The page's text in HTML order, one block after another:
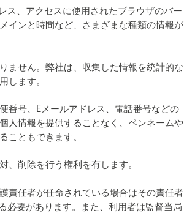
ス、アクセスに使用されたブラウザのバー
インと時間など、さまざまな種類の情報が
ません。弊社は、収集した情報を統計的な
します。
番号、Eメールアドレス、電話番号などの
人情報を提供することなく、ペンネームや
こともできます。
削除を行う権利を有します。
責任者が任命されている場合はその責任者
必要があります。また、利用者は監督当局